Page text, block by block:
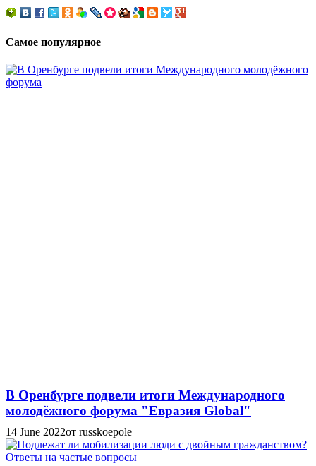
Самое популярное
В Оренбурге подвели итоги Международного
молодёжного форума "Евразия Global"
14 June 2022от russkoepole